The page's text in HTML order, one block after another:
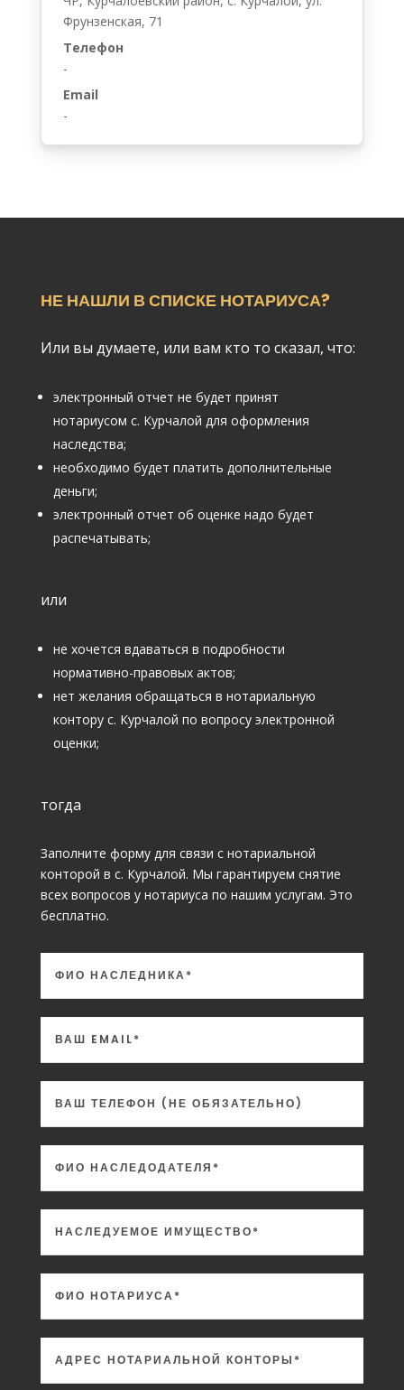
Фрунзенская, 71
Телефон
-
Email
-
НЕ НАШЛИ В СПИСКЕ НОТАРИУСА?
Или вы думаете, или вам кто то сказал, что:
электронный отчет не будет принят
нотариусом с. Курчалой для оформления
наследства;
необходимо будет платить дополнительные
деньги;
электронный отчет об оценке надо будет
распечатывать;
или
не хочется вдаваться в подробности
нормативно-правовых актов;
нет желания обращаться в нотариальную
контору с. Курчалой по вопросу электронной
оценки;
тогда
Заполните форму для связи с нотариальной
конторой в с. Курчалой. Мы гарантируем снятие
всех вопросов у нотариуса по нашим услугам. Это
бесплатно.